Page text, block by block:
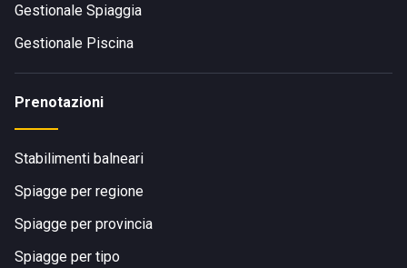
Gestionale Spiaggia
Gestionale Piscina
Prenotazioni
Stabilimenti balneari
Spiagge per regione
Spiagge per provincia
Spiagge per tipo